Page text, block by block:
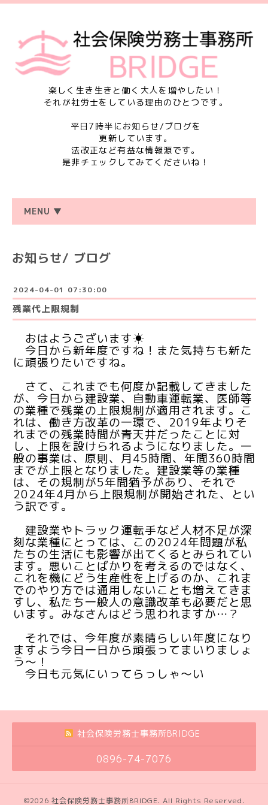
楽しく生き生きと働く大人を増やしたい！
それが社労士をしている理由のひとつです。
平日7時半にお知らせ/ブログを
更新しています。
法改正など有益な情報源です。
是非チェックしてみてくださいね！
MENU ▼
お知らせ/ ブログ
2024-04-01 07:30:00
残業代上限規制
おはようございます☀
今日から新年度ですね！また気持ちも新た
に頑張りたいですね。
さて、これまでも何度か記載してきました
が、今日から建設業、自動車運転業、医師等
の業種で残業の上限規制が適用されます。こ
れは、働き方改革の一環で、2019年よりそ
れまでの残業時間が青天井だったことに対
し、上限を設けられるようになりました。一
般の事業は、原則、月45時間、年間360時間
までが上限となりました。建設業等の業種
は、その規制が5年間猶予があり、それで
2024年4月から上限規制が開始された、とい
う訳です。
建設業やトラック運転手など人材不足が深
刻な業種にとっては、この2024年問題が私
たちの生活にも影響が出てくるとみられてい
ます。悪いことばかりを考えるのではなく、
これを機にどう生産性を上げるのか、これま
でのやり方では通用しないことも増えてきま
すし、私たち一般人の意識改革も必要だと思
います。みなさんはどう思われますか…？
それでは、今年度が素晴らしい年度になり
ますよう今日一日から頑張ってまいりましょ
う～！
今日も元気にいってらっしゃ～い
社会保険労務士事務所BRIDGE
0896-74-7076
©2026 社会保険労務士事務所BRIDGE. All Rights Reserved.